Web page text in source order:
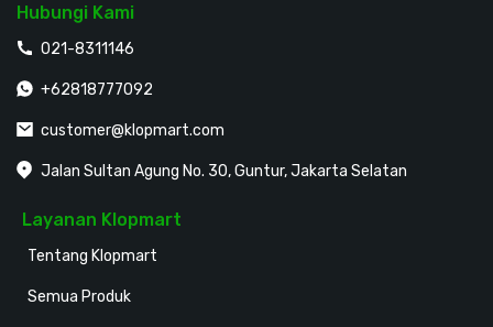
Hubungi Kami
021-8311146
+62818777092
customer@klopmart.com
Jalan Sultan Agung No. 30, Guntur, Jakarta Selatan
Layanan Klopmart
Tentang Klopmart
Semua Produk